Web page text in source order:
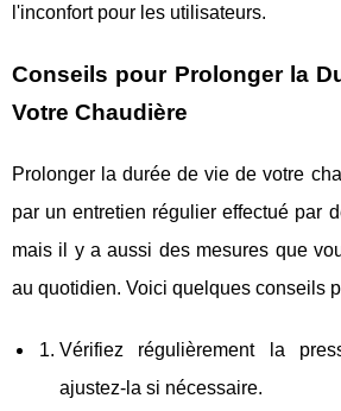
l'inconfort pour les utilisateurs.
Conseils pour Prolonger la
Votre Chaudière
Prolonger la durée de vie de votre
par un entretien régulier effectué par
mais il y a aussi des mesures que
au quotidien. Voici quelques conseils
Vérifiez régulièrement la
ajustez-la si nécessaire.